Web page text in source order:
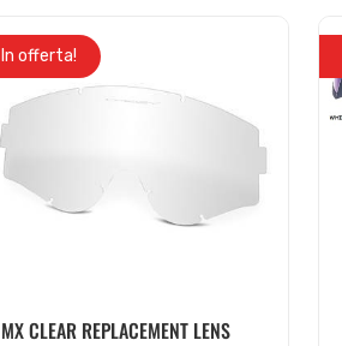
In offerta!
MX CLEAR REPLACEMENT LENS